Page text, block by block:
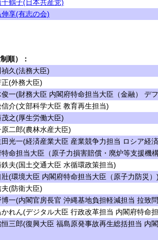
千鶴子(日本共産党)
伸享(有志の会)
順）：
久(法務大臣)
(外務大臣)
一(財務大臣 内閣府特命担当大臣（金融） デ
介(文部科学大臣 教育再生担当)
之(厚生労働大臣)
二郎(農林水産大臣)
光一(経済産業大臣 産業競争力担当 ロシア経
特命担当大臣（原子力損害賠償・廃炉等支援機
夫(国土交通大臣 水循環政策担当)
(環境大臣 内閣府特命担当大臣（原子力防災）
(防衛大臣)
一(内閣官房長官 沖縄基地負担軽減担当 拉致
れん(デジタル大臣 行政改革担当 内閣府特命
三郎(復興大臣 福島原発事故再生総括担当 内